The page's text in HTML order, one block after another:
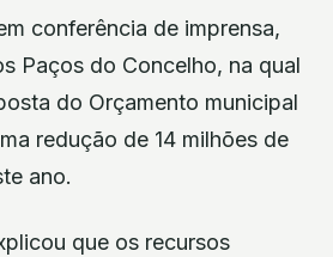
conferência de imprensa,
Paços do Concelho, na qual
do Orçamento municipal
redução de 14 milhões de
ano.
que os recursos